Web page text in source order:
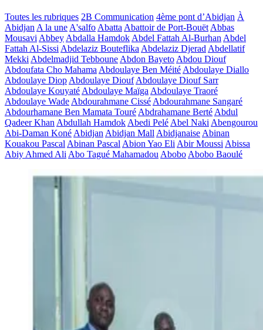
Toutes les rubriques 2B Communication 4ème pont d’Abidjan À
Abidjan A la une A'salfo Abatta Abattoir de Port-Bouët Abbas
Mousavi Abbey Abdalla Hamdok Abdel Fattah Al-Burhan Abdel
Fattah Al-Sissi Abdelaziz Bouteflika Abdelaziz Djerad Abdellatif
Mekki Abdelmadjid Tebboune Abdon Bayeto Abdou Diouf
Abdoufata Cho Mahama Abdoulaye Ben Méité Abdoulaye Diallo
Abdoulaye Diop Abdoulaye Diouf Abdoulaye Diouf Sarr
Abdoulaye Kouyaté Abdoulaye Maïga Abdoulaye Traoré
Abdoulaye Wade Abdourahmane Cissé Abdourahmane Sangaré
Abdourhamane Ben Mamata Touré Abdrahamane Berté Abdul
Qadeer Khan Abdullah Hamdok Abedi Pelé Abel Naki Abengourou
Abi-Daman Koné Abidjan Abidjan Mall Abidjanaise Abinan
Kouakou Pascal Abinan Pascal Abion Yao Eli Abir Moussi Abissa
Abiy Ahmed Ali Abo Tagué Mahamadou Abobo Abobo Baoulé